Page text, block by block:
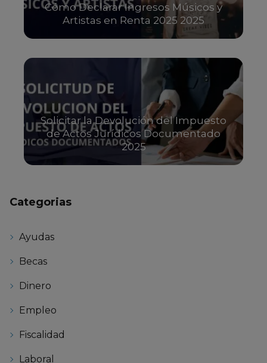
Cómo Declarar Ingresos Músicos y
Artistas en Renta 2025 2025
Solicitar la Devolución del Impuesto
de Actos Jurídicos Documentado
2025
Categorias
Ayudas
Becas
Dinero
Empleo
Fiscalidad
Laboral